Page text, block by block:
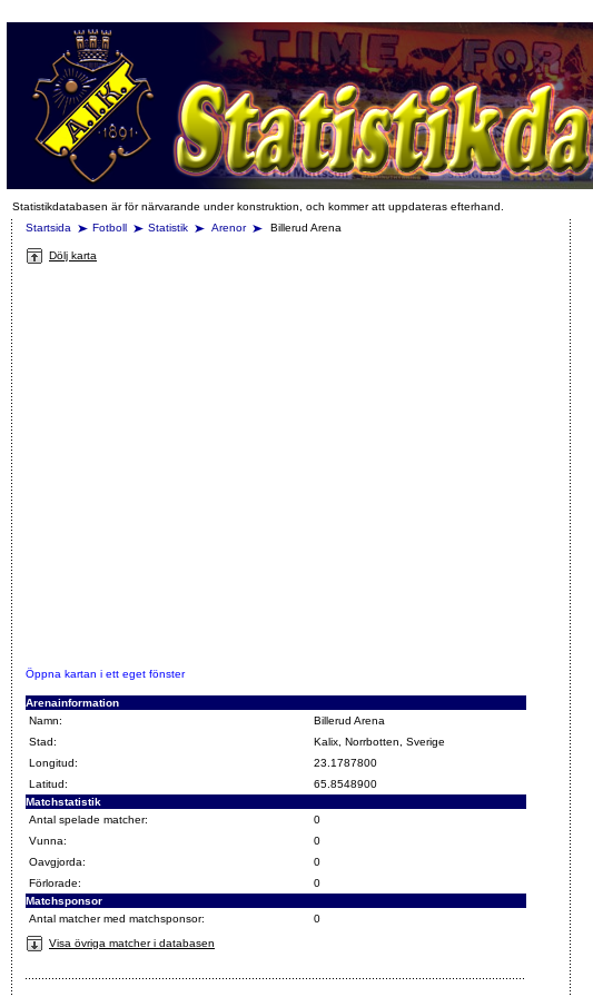
Statistikdatabasen är för närvarande under konstruktion, och kommer att uppdateras efterhand.
Startsida
Fotboll Statistik Arenor Billerud Arena
Dölj karta
Öppna kartan i ett eget fönster
Arenainformation
Namn:
Billerud Arena
Stad:
Kalix, Norrbotten, Sverige
Longitud:
23.1787800
Latitud:
65.8548900
Matchstatistik
Antal spelade matcher:
0
Vunna:
0
Oavgjorda:
0
Förlorade:
0
Matchsponsor
Antal matcher med matchsponsor:
0
Visa övriga matcher i databasen